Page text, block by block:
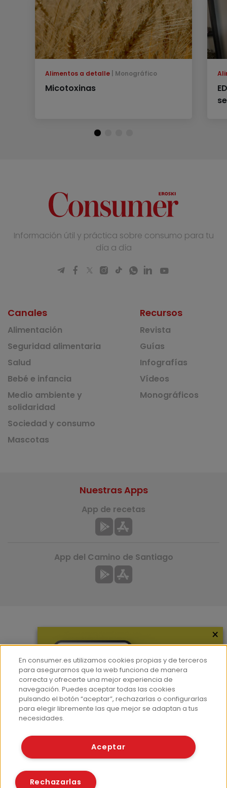
Alimentos a detalle Monográfico
Micotoxinas
Información útil y práctica sobre consumo para tu
día a día
Canales
Alimentación
Seguridad alimentaria
Salud
Bebé e infancia
Medio ambiente y
solidaridad
Sociedad y consumo
Mascotas
Recursos
Revista
Guías
Infografías
Vídeos
Monográficos
Hemeroteca
Contacto
Prensa
Corpus Lingüístico Consumer
Nuestras Apps
App de recetas
App del Camino de Santiago
© Fundación EROSKI
Políticas de cookies
×
En consumer.es utilizamos cookies propias y de terceros
para asegurarnos que la web funciona de manera
correcta y ofrecerte una mejor experiencia de
navegación. Puedes aceptar todas las cookies
pulsando el botón “aceptar”, rechazarlas o configurarlas
para elegir libremente las que mejor se adaptan a tus
necesidades.
Aceptar
Rechazarlas